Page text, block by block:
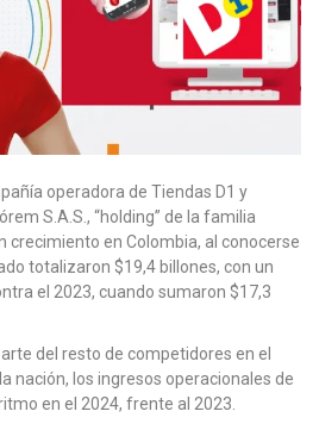
operadora de Tiendas D1 y
S.A.S., “holding” de la familia
en Colombia, al conocerse
totalizaron $19,4 billones, con un
el 2023, cuando sumaron $17,3
del resto de competidores en el
nación, los ingresos operacionales de
en el 2024, frente al 2023.